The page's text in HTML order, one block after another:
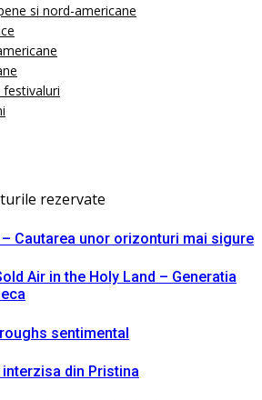
si nord-americane
rezervate
– Cautarea unor orizonturi mai sigure
Air in the Holy Land – Generatia
sentimental
din Pristina